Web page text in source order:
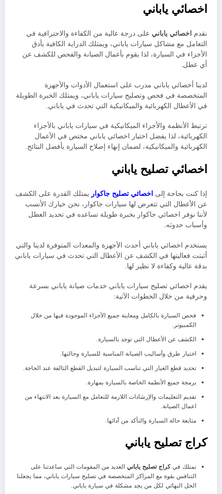
اخصائي ياباني
نقدم اخصائي ياباني على درجة عالية من الكفاءة والاحترافية في
التعامل مع مشاكل سيارات ياباني، ويمتلك الدراية الكافية بأدق
الأجزاء في السيارة، لذا يقوم بأعمال الصيانة والفحص للكشف عن
أي عطل.
لدينا أخصائي ياباني مدرب على استعمال الأدوات والأجهزة
المتخصصة في فحص وتصليح سيارات ياباني، ويمتلك الخبرة الطويلة
في الأعطال الكهربائية والميكانيكية التي تحدث في ياباني.
ترتبط الأنظمة والأجزاء الميكانيكية في سيارات ياباني بالأجزاء
الكهربائية، لذا يفضل اختيار اخصائي ياباني مختص في الأعمال
الكهربائية والميكانيكية، لضمان إنهاء إصلاح السيارة بأفضل النتائج.
اخصائي تصليح ياباني
إذا كنت بحاجة إلى اخصائي تصليح جاكوار يمتلك القدرة على الكشف
عن الأعطال التي تتعرض لها سيارات جاكوار، نحن خيارك الأنسب
لأننا نوفر اخصائي جاكوار بخبرة طويلة تساعده في تحديد العطل
وأسباب حدوثه.
يستخدم اخصائي ياباني أحدث الأجهزة والمعدات المتوفرة لدينا والتي
أثبتت فعاليتها في الكشف عن الأعطال التي تحدث في سيارات ياباني
بدقة عالية وكفاءة لا نظير لها.
يقدم اخصائي تصليح سيارات ياباني خدمات صيانة ياباني بسرعة
وحرفية من خلال الخطوات الآتية:
فحص السيارة بالكامل ومعاينة جميع الأجزاء الموجودة فيها من خلال
الكمبيوتر.
الكشف عن الأعطال التي توجد بالسيارة.
اختيار طرق وأساليب الصيانة المناسبة للسيارة وحالتها.
تحديد قطع الغيار التي تناسب السيارة لتبديل القطع التالفة عند الحاجة.
برمجة جميع الأنظمة الخاصة بالسيارة بمهارة.
تقديم التعليمات والإرشادات اللازمة للتعامل مع السيارة بعد الانتهاء من
اعمال الصيانة.
متابعة حالة السيارة والتأكد من أدائها.
كراج تصليح ياباني
نمتلك فيكراج تصليح ياباني العديد من المقومات التي ساعدتنا على
التنافس بقوة مع المراكز المتخصصة في تصليح سيارات ياباني، مما يجعلنا
الحل النهائي لكل من يجد مشكلة في سيارة ياباني.